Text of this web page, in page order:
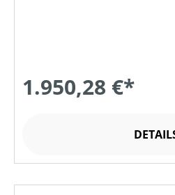
1.950,28 €*